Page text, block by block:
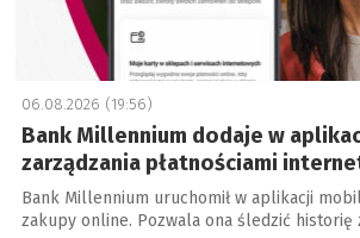
06.08.2026 (19:56)
Bank Millennium dodaje w
zarządzania płatnościami
Bank Millennium uruchomił w aplikacji
zakupy online. Pozwala ona śledzić historię